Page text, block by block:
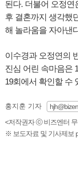
된다. 더불어 오정연
후 결혼까지 생각했
해 놀라움을 자아낸
이수경과 오정연의
진심 어린 속마음은
19회에서 확인할 수
홍지훈 기자
<저작권자 ⓒ 비즈엔터
※ 보도자료 및 기사제보